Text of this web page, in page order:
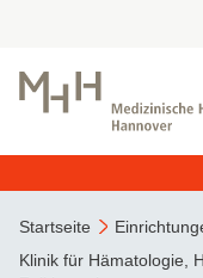
Startseite
Klinik für Hämatologie,